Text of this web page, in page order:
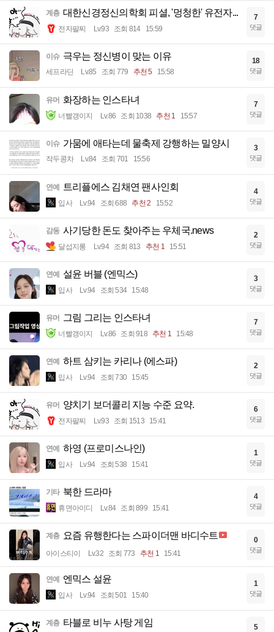
계층 대한신경정신의학회 피셜, '멍청한' 유전자...
전자팔찌 Lv.93 조회 814 15:59
7
댓글
이슈 극우는 정신병이 맞는 이유
세프라딘 Lv.85 조회 779 추천 5 15:58
18
댓글
유머 화장하는 인스타녀
너빨갱이지 Lv.86 조회 1038 추천 1 15:57
7
댓글
이슈 가뭄에 애타는데 물축제 강행하는 밀양시
작두콩차 Lv.84 조회 701 15:56
3
댓글
연예 트리플에스 김채연 팬사인회
입사 Lv.94 조회 688 추천 2 15:52
4
댓글
감동 사기당한 돈도 찾아주는 우체국.news
달섭지롱 Lv.94 조회 813 추천 1 15:51
2
댓글
연예 설윤 버블 (엔믹스)
입사 Lv.94 조회 534 15:48
3
댓글
유머 그림 그리는 인스타녀
너빨갱이지 Lv.86 조회 918 추천 1 15:48
7
댓글
연예 하트 삼키는 카리나 (에스파)
입사 Lv.94 조회 730 15:45
2
댓글
유머 양치기 보더콜리 지능 수준 요약.
전자팔찌 Lv.93 조회 1513 15:41
6
댓글
연예 하영 (프로미스나인)
입사 Lv.94 조회 538 15:41
1
댓글
기타 북한 드라마
휴면아이디 Lv.84 조회 899 15:41
4
댓글
계층 요즘 유행한다는 스파이더맨 바디수트
아이스티이 Lv.32 조회 773 추천 1 15:41
0
댓글
연예 엔믹스 설윤
입사 Lv.94 조회 501 15:40
1
댓글
계층 타블로 비누 사탕 게임 5